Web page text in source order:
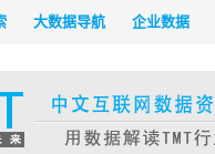
大数据导航 企业数据